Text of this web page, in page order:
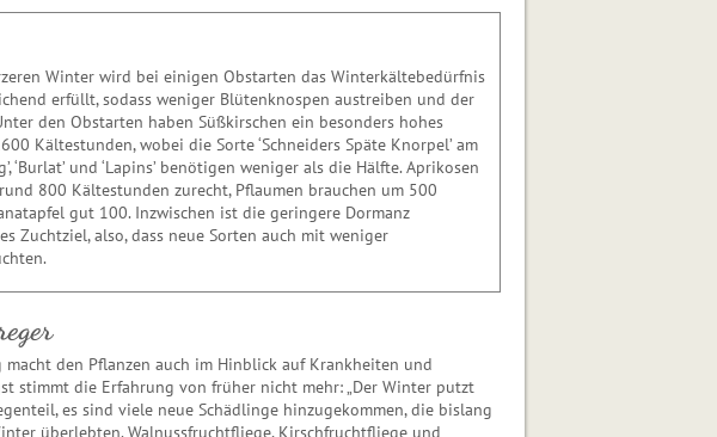
Winter wird bei einigen Obst­arten das Winterkältebedürfnis
erfüllt, sodass weniger Blütenknospen austreiben und der
den Obstarten haben Süßkirschen ein besonders hohes
Kälte­stunden, wobei die Sorte ‘Schneiders Späte Knorpel’ am
‘Burlat’ und ‘Lapins’ benötigen weniger als die Hälfte. Aprikosen
800 Käl­testunden zurecht, Pflaumen brauchen um 500
gut 100. Inzwischen ist die geringere Dormanz
Zuchtziel, also, dass neue Sorten auch mit weniger
macht den Pflanzen auch im Hinblick auf Krankheiten und
stimmt die Erfahrung von früher nicht mehr: „Der Winter putzt
es sind viele neue Schädlinge hinzugekommen, die bislang
überlebten. Walnussfruchtfliege, Kirschfruchtfliege und